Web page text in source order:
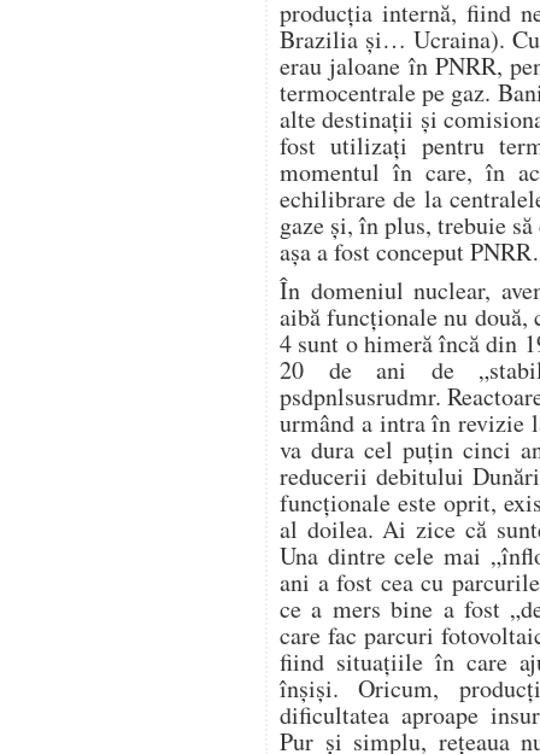
producția internă, fiind
Brazilia și… Ucraina).
erau jaloane în PNRR,
termocentrale pe gaz.
alte destinații și
fost utilizați pentru
momentul în care, în
echilibrare de la
gaze și, în plus, trebuie
așa a fost conceput
În domeniul nuclear,
aibă funcționale nu două,
4 sunt o himeră încă din
20 de ani de
psdpnlsusrudmr.
urmând a intra în revizie
va dura cel puțin cinci
reducerii debitului
funcționale este oprit,
al doilea. Ai zice că
Una dintre cele mai
ani a fost cea cu
ce a mers bine a fost
care fac parcuri
fiind situațiile în care
înșiși. Oricum,
dificultatea aproape
Pur și simplu, rețeaua